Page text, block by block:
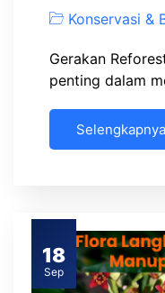
Konservasi &
Gerakan
penting dalam
Selengkapnya
18
Sep